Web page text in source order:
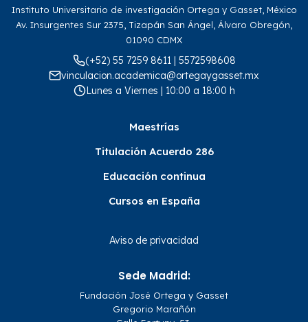
Instituto Universitario de investigación Ortega y Gasset, México
Av. Insurgentes Sur 2375, Tizapán San Ángel, Álvaro Obregón,
01090 CDMX
(+52) 55 7259 8611 | 5572598608
vinculacion.academica@ortegaygasset.mx
Lunes a Viernes | 10:00 a 18:00 h
Maestrías
Titulación Acuerdo 286
Educación continua
Cursos en España
Aviso de privacidad
Sede Madrid:
Fundación José Ortega y Gasset
Gregorio Marañón